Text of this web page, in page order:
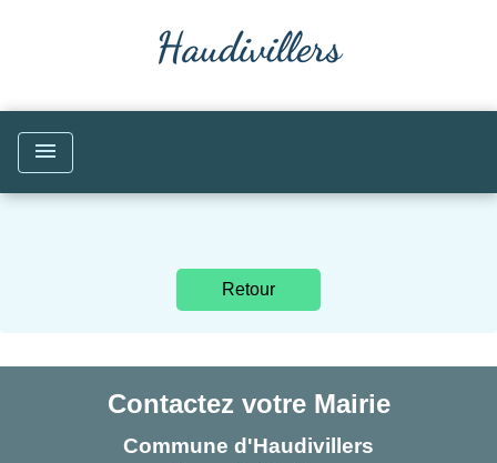
menu
Retour
Contactez votre Mairie
Commune d'Haudivillers